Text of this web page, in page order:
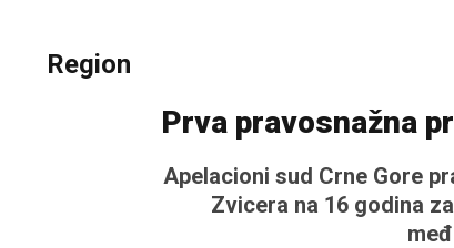
Region
Prva pravosnažna
Apelacioni sud Crne Gore
Zvicera na 16 godina